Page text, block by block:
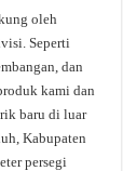
oleh
Seperti
dan
kami dan
baru di luar
Kabupaten
persegi